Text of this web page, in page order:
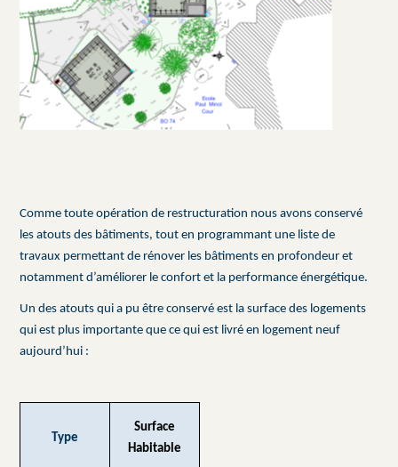
Comme toute opération de restructuration nous avons conservé
les atouts des bâtiments, tout en programmant une liste de
travaux permettant de rénover les bâtiments en profondeur et
notamment d’améliorer le confort et la performance énergétique.
Un des atouts qui a pu être conservé est la surface des logements
qui est plus importante que ce qui est livré en logement neuf
aujourd’hui :
Type
Surface
Habitable